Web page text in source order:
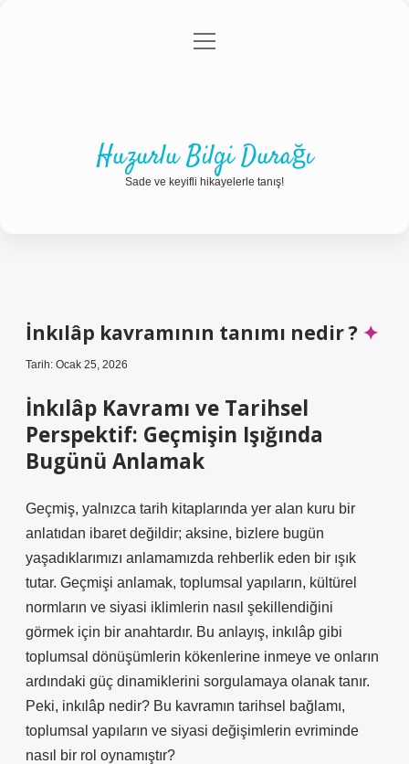
Gizlilik Politikası
menüyü
Huzurlu Bilgi Durağı
Sade ve keyifli hikayelerle tanış!
İnkılâp kavramının tanımı nedir ?
Tarih: Ocak 25, 2026
İnkılâp Kavramı ve Tarihsel
Perspektif: Geçmişin Işığında
Bugünü Anlamak
Geçmiş, yalnızca tarih kitaplarında yer alan kuru bir
anlatıdan ibaret değildir; aksine, bizlere bugün
yaşadıklarımızı anlamamızda rehberlik eden bir ışık
tutar. Geçmişi anlamak, toplumsal yapıların, kültürel
normların ve siyasi iklimlerin nasıl şekillendiğini
görmek için bir anahtardır. Bu anlayış, inkılâp gibi
toplumsal dönüşümlerin kökenlerine inmeye ve onların
ardındaki güç dinamiklerini sorgulamaya olanak tanır.
Peki, inkılâp nedir? Bu kavramın tarihsel bağlamı,
toplumsal yapıların ve siyasi değişimlerin evriminde
nasıl bir rol oynamıştır?